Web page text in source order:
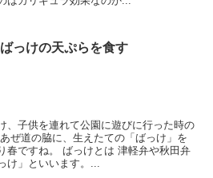
ばっけの天ぷらを食す
、子供を連れて公園に遊びに行った時の
ぜ道の脇に、生えたての「ばっけ」を
春ですね。 ばっけとは 津軽弁や秋田弁
け」といいます。...